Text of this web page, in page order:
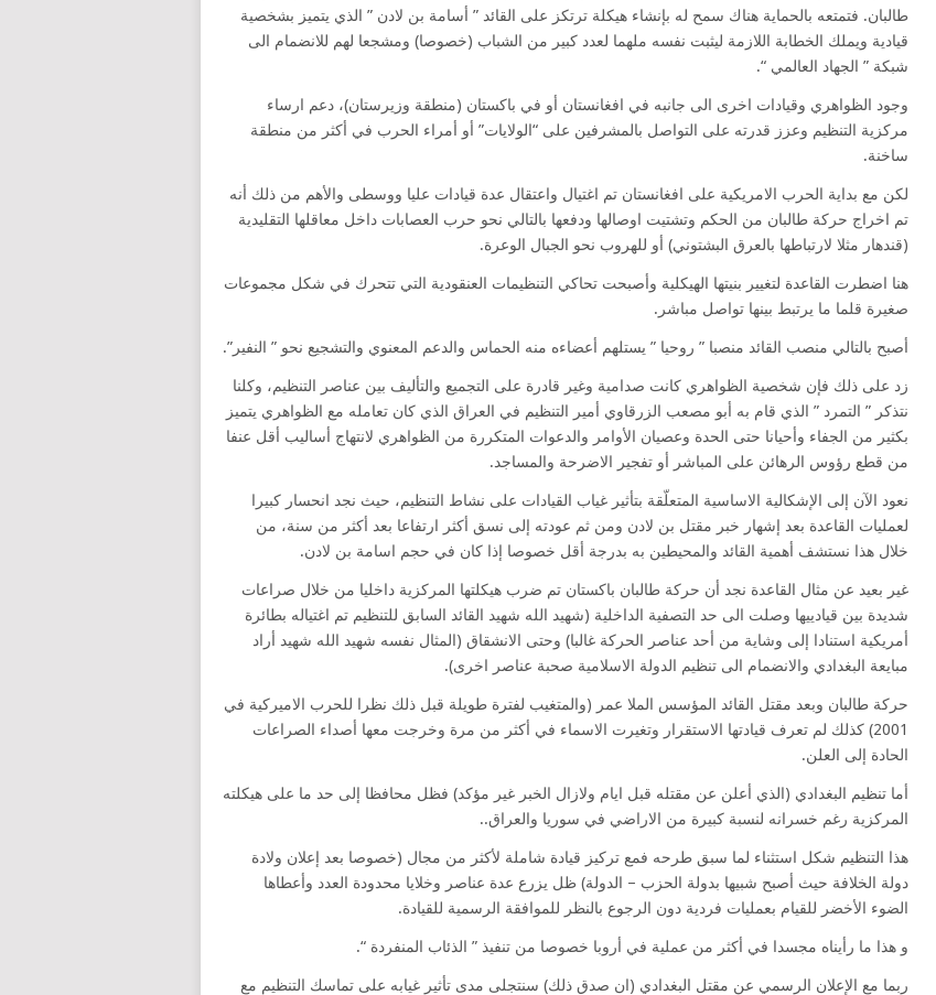
طالبان. فتمتعه بالحماية هناك سمح له بإنشاء هيكلة ترتكز على القائد ” أسامة بن لادن ” الذي يتميز بشخصية
قيادية ويملك الخطابة اللازمة ليثبت نفسه ملهما لعدد كبير من الشباب (خصوصا) ومشجعا لهم للانضمام الى
شبكة ” الجهاد العالمي “.
وجود الظواهري وقيادات اخرى الى جانبه في افغانستان أو في باكستان (منطقة وزيرستان)، دعم ارساء
مركزية التنظيم وعزز قدرته على التواصل بالمشرفين على “الولايات” أو أمراء الحرب في أكثر من منطقة
ساخنة.
لكن مع بداية الحرب الامريكية على افغانستان تم اغتيال واعتقال عدة قيادات عليا ووسطى والأهم من ذلك أنه
تم اخراج حركة طالبان من الحكم وتشتيت اوصالها ودفعها بالتالي نحو حرب العصابات داخل معاقلها التقليدية
(قندهار مثلا لارتباطها بالعرق البشتوني) أو للهروب نحو الجبال الوعرة.
هنا اضطرت القاعدة لتغيير بنيتها الهيكلية وأصبحت تحاكي التنظيمات العنقودية التي تتحرك في شكل مجموعات
صغيرة قلما ما يرتبط بينها تواصل مباشر.
أصبح بالتالي منصب القائد منصبا ” روحيا ” يستلهم أعضاءه منه الحماس والدعم المعنوي والتشجيع نحو ” النفير”.
زد على ذلك فإن شخصية الظواهري كانت صدامية وغير قادرة على التجميع والتأليف بين عناصر التنظيم، وكلنا
نتذكر ” التمرد ” الذي قام به أبو مصعب الزرقاوي أمير التنظيم في العراق الذي كان تعامله مع الظواهري يتميز
بكثير من الجفاء وأحيانا حتى الحدة وعصيان الأوامر والدعوات المتكررة من الظواهري لانتهاج أساليب أقل عنفا
من قطع رؤوس الرهائن على المباشر أو تفجير الاضرحة والمساجد.
نعود الآن إلى الإشكالية الاساسية المتعلّقة بتأثير غياب القيادات على نشاط التنظيم، حيث نجد انحسار كبيرا
لعمليات القاعدة بعد إشهار خبر مقتل بن لادن ومن ثم عودته إلى نسق أكثر ارتفاعا بعد أكثر من سنة، من
خلال هذا نستشف أهمية القائد والمحيطين به بدرجة أقل خصوصا إذا كان في حجم اسامة بن لادن.
غير بعيد عن مثال القاعدة نجد أن حركة طالبان باكستان تم ضرب هيكلتها المركزية داخليا من خلال صراعات
شديدة بين قيادييها وصلت الى حد التصفية الداخلية (شهيد الله شهيد القائد السابق للتنظيم تم اغتياله بطائرة
أمريكية استنادا إلى وشاية من أحد عناصر الحركة غالبا) وحتى الانشقاق (المثال نفسه شهيد الله شهيد أراد
مبايعة البغدادي والانضمام الى تنظيم الدولة الاسلامية صحبة عناصر اخرى).
حركة طالبان وبعد مقتل القائد المؤسس الملا عمر (والمتغيب لفترة طويلة قبل ذلك نظرا للحرب الاميركية في
2001) كذلك لم تعرف قيادتها الاستقرار وتغيرت الاسماء في أكثر من مرة وخرجت معها أصداء الصراعات
الحادة إلى العلن.
أما تنظيم البغدادي (الذي أعلن عن مقتله قبل ايام ولازال الخبر غير مؤكد) فظل محافظا إلى حد ما على هيكلته
المركزية رغم خسرانه لنسبة كبيرة من الاراضي في سوريا والعراق..
هذا التنظيم شكل استثناء لما سبق طرحه فمع تركيز قيادة شاملة لأكثر من مجال (خصوصا بعد إعلان ولادة
دولة الخلافة حيث أصبح شبيها بدولة الحزب – الدولة) ظل يزرع عدة عناصر وخلايا محدودة العدد وأعطاها
الضوء الأخضر للقيام بعمليات فردية دون الرجوع بالنظر للموافقة الرسمية للقيادة.
و هذا ما رأيناه مجسدا في أكثر من عملية في أروبا خصوصا من تنفيذ ” الذئاب المنفردة “.
ربما مع الإعلان الرسمي عن مقتل البغدادي (ان صدق ذلك) سنتجلى مدى تأثير غيابه على تماسك التنظيم مع